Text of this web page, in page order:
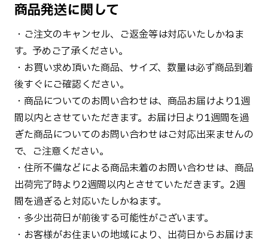
商品発送に関して
・ご注文のキャンセル、ご返金等は対応いたしかねま
す。予めご了承ください。
・お買い求め頂いた商品、サイズ、数量は必ず商品到着
後すぐにご確認ください。
・商品についてのお問い合わせは、商品お届けより1週
間以内とさせていただきます。お届け日より1週間を過
ぎた商品についてのお問い合わせはご対応出来ませんの
で、ご注意ください。
・住所不備などによる商品未着のお問い合わせは、商品
出荷完了時より2週間以内とさせていただきます。2週
間を過ぎると対応いたしかねます。
・多少出荷日が前後する可能性がございます。
・お客様がお住まいの地域により、出荷日からお届けま